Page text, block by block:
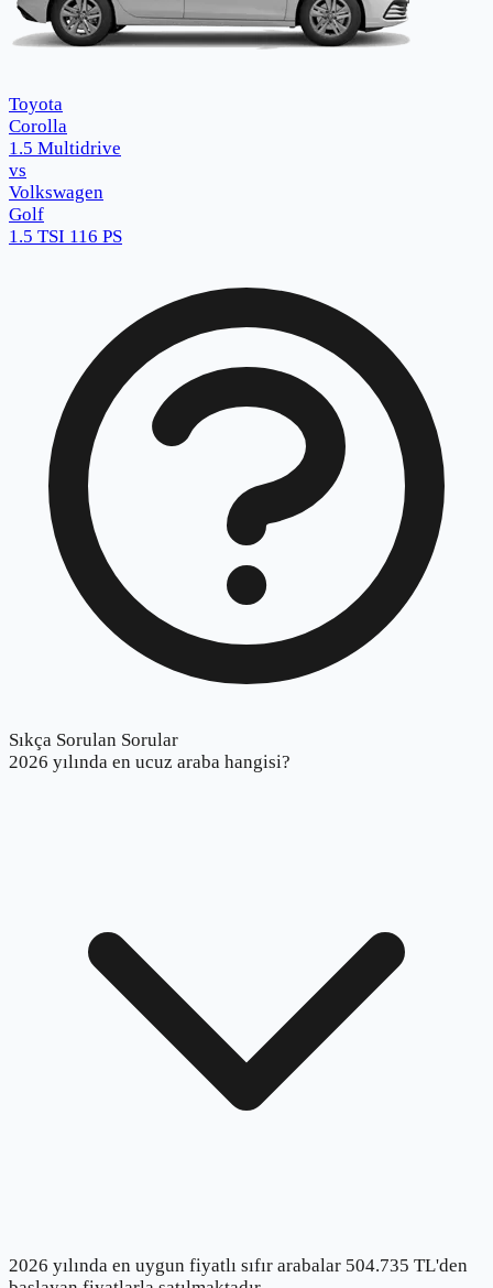
Toyota
Corolla
1.5 Multidrive
vs
Volkswagen
Golf
1.5 TSI 116 PS
Sıkça Sorulan Sorular
2026 yılında en ucuz araba hangisi?
2026 yılında en uygun fiyatlı sıfır arabalar 504.735 TL'den